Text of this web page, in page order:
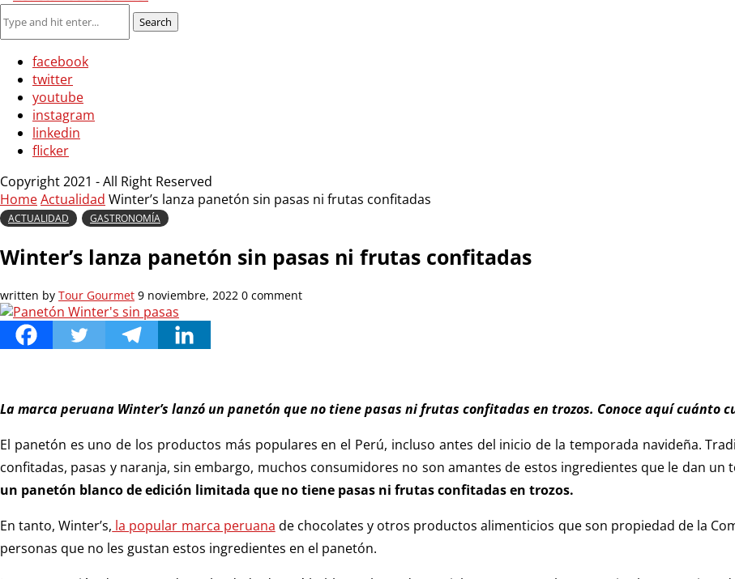
Search
facebook
twitter
youtube
instagram
linkedin
flicker
Copyright 2021 - All Right Reserved
HomeActualidad Winter’s lanza panetón sin pasas ni frutas confitadas
ACTUALIDAD GASTRONOMÍA
Winter’s lanza panetón sin pasas ni frutas confitadas
written by Tour Gourmet 9 noviembre, 2022 0 comment
La marca peruana Winter’s lanzó un panetón que no tiene pasas ni frutas confitadas en trozos. Conoce aquí cuánto
El panetón es uno de los productos más populares en el Perú, incluso antes del inicio de la temporada navideña.
confitadas, pasas y naranja, sin embargo, muchos consumidores no son amantes de estos ingredientes que le dan un
un panetón blanco de edición limitada que no tiene pasas ni frutas confitadas en trozos.
En tanto, Winter’s, la popular marca peruana de chocolates y otros productos alimenticios que son propiedad de la
personas que no les gustan estos ingredientes en el panetón.